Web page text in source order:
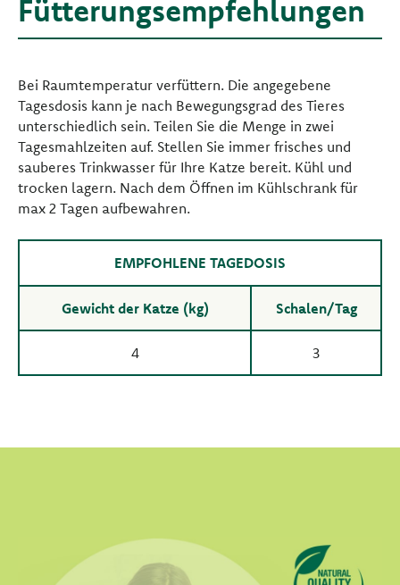
Fütterungsempfehlungen
Bei Raumtemperatur verfüttern. Die angegebene
Tagesdosis kann je nach Bewegungsgrad des Tieres
unterschiedlich sein. Teilen Sie die Menge in zwei
Tagesmahlzeiten auf. Stellen Sie immer frisches und
sauberes Trinkwasser für Ihre Katze bereit. Kühl und
trocken lagern. Nach dem Öffnen im Kühlschrank für
max 2 Tagen aufbewahren.
EMPFOHLENE TAGEDOSIS
Gewicht der Katze (kg) Schalen/Tag
4 3